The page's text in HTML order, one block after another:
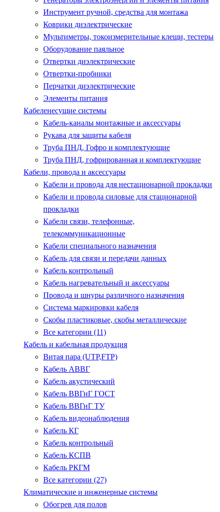
Инструмент ручной, средства для монтажа
Коврики диэлектрические
Мультиметры, токоизмерительные клещи, тестеры
Оборудование паяльное
Отвертки диэлектрические
Отвертки-пробники
Перчатки диэлектрические
Элементы питания
Кабеленесущие системы
Кабель-каналы монтажные и аксессуары
Рукава для защиты кабеля
Труба ПНД, Гофро и комплектующие
Труба ПНД, гофрированная и комплектующие
Кабели, провода и аксессуары
Кабели и провода для нестационарной прокладки
Кабели и провода силовые для стационарной
прокладки
Кабели связи, телефонные,
телекоммуникационные
Кабели специального назначения
Кабель для связи и передачи данных
Кабель контрольный
Кабель нагревательный и аксессуары
Провода и шнуры различного назначения
Система маркировки кабеля
Скобы пластиковые, скобы металлические
Все категории (11)
Кабель и кабельная продукция
Витая пара (UTP,FTP)
Кабель АВВГ
Кабель акустический
Кабель ВВГнГ ГОСТ
Кабель ВВГнГ ТУ
Кабель видеонаблюдения
Кабель КГ
Кабель контрольный
Кабель КСПВ
Кабель РКГМ
Все категории (27)
Климатические и инженерные системы
Обогрев для полов